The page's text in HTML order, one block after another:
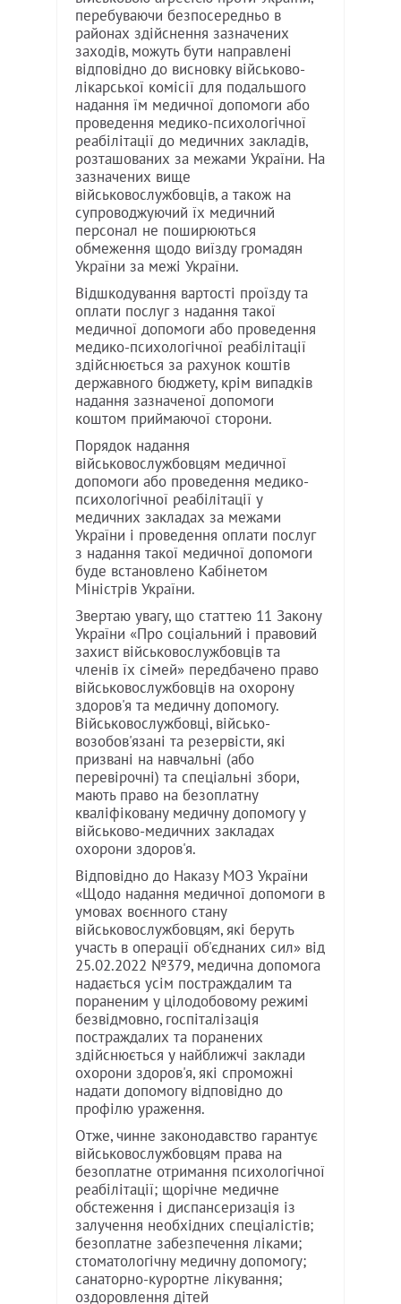
перебуваючи безпосередньо в
районах здійснення зазначених
заходів, можуть бути направлені
відповідно до висновку військово-
лікарської комісії для подальшого
надання їм медичної допомоги або
проведення медико-психологічної
реабілітації до медичних закладів,
розташованих за межами України. На
зазначених вище
військовослужбовців, а також на
супроводжуючий їх медичний
персонал не поширюються
обмеження щодо виїзду громадян
України за межі України.
Відшкодування вартості проїзду та
оплати послуг з надання такої
медичної допомоги або проведення
медико-психологічної реабілітації
здійснюється за рахунок коштів
державного бюджету, крім випадків
надання зазначеної допомоги
коштом приймаючої сторони.
Порядок надання
військовослужбовцям медичної
допомоги або проведення медико-
психологічної реабілітації у
медичних закладах за межами
України і проведення оплати послуг
з надання такої медичної допомоги
буде встановлено Кабінетом
Міністрів України.
Звертаю увагу, що статтею 11 Закону
України «Про соціальний і правовий
захист військовослужбовців та
членів їх сімей» передбачено право
військовослужбовців на охорону
здоров'я та медичну допомогу.
Військовослужбовці, військо-
возобов'язані та резервісти, які
призвані на навчальні (або
перевірочні) та спеціальні збори,
мають право на безоплатну
кваліфіковану медичну допомогу у
військово-медичних закладах
охорони здоров'я.
Відповідно до Наказу МОЗ України
«Щодо надання медичної допомоги в
умовах воєнного стану
військовослужбовцям, які беруть
участь в операції об'єднаних сил» від
25.02.2022 №379, медична допомога
надається усім постраждалим та
пораненим у цілодобовому режимі
безвідмовно, госпіталізація
постраждалих та поранених
здійснюється у найближчі заклади
охорони здоров'я, які спроможні
надати допомогу відповідно до
профілю ураження.
Отже, чинне законодавство гарантує
військовослужбовцям права на
безоплатне отримання психологічної
реабілітації; щорічне медичне
обстеження і диспансеризація із
залучення необхідних спеціалістів;
безоплатне забезпечення ліками;
стоматологічну медичну допомогу;
санаторно-курортне лікування;
оздоровлення дітей